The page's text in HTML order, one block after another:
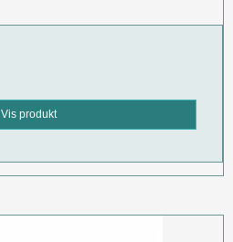
Vis produkt